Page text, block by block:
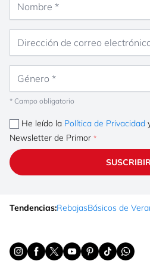
* Campo obligatorio
He leído la Política de Privacidad
Newsletter de Primor
Tendencias:RebajasBásicos de